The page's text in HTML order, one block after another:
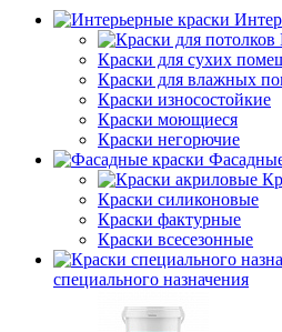
Краски для сухих
Краски для влажных
Краски износостойкие
Краски моющиеся
Краски негорючие
Краски силиконовые
Краски фактурные
Краски всесезонные
специального назначения